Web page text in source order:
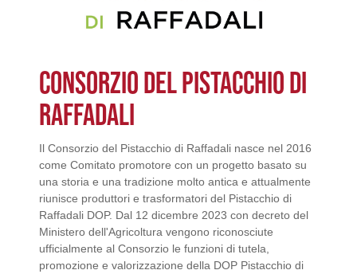
CONSORZIO DEL PISTACCHIO DI
RAFFADALI
Il Consorzio del Pistacchio di Raffadali nasce nel 2016
come Comitato promotore con un progetto basato su
una storia e una tradizione molto antica e attualmente
riunisce produttori e trasformatori del Pistacchio di
Raffadali DOP. Dal 12 dicembre 2023 con decreto del
Ministero dell'Agricoltura vengono riconosciute
ufficialmente al Consorzio le funzioni di tutela,
promozione e valorizzazione della DOP Pistacchio di